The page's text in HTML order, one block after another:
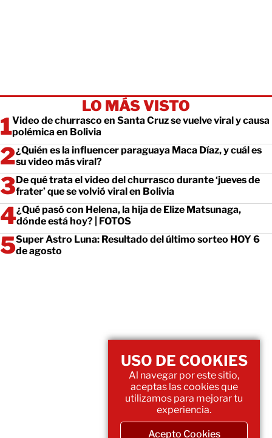
LO MÁS VISTO
Video de churrasco en Santa Cruz se vuelve viral y causa
polémica en Bolivia
¿Quién es la influencer paraguaya Maca Díaz, y cuál es
su video más viral?
De qué trata el video del churrasco durante ‘jueves de
frater’ que se volvió viral en Bolivia
¿Qué pasó con Helena, la hija de Elize Matsunaga,
dónde está hoy? | FOTOS
Super Astro Luna: Resultado del último sorteo HOY 6
de agosto
USO DE COOKIES
Al navegar por este sitio,
aceptas las cookies que
utilizamos para mejorar tu
experiencia.
Acepto Cookies